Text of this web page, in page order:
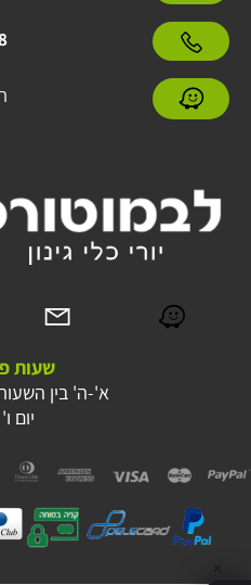
שעות
א'-ה' בין השעות 16:30 -
יום